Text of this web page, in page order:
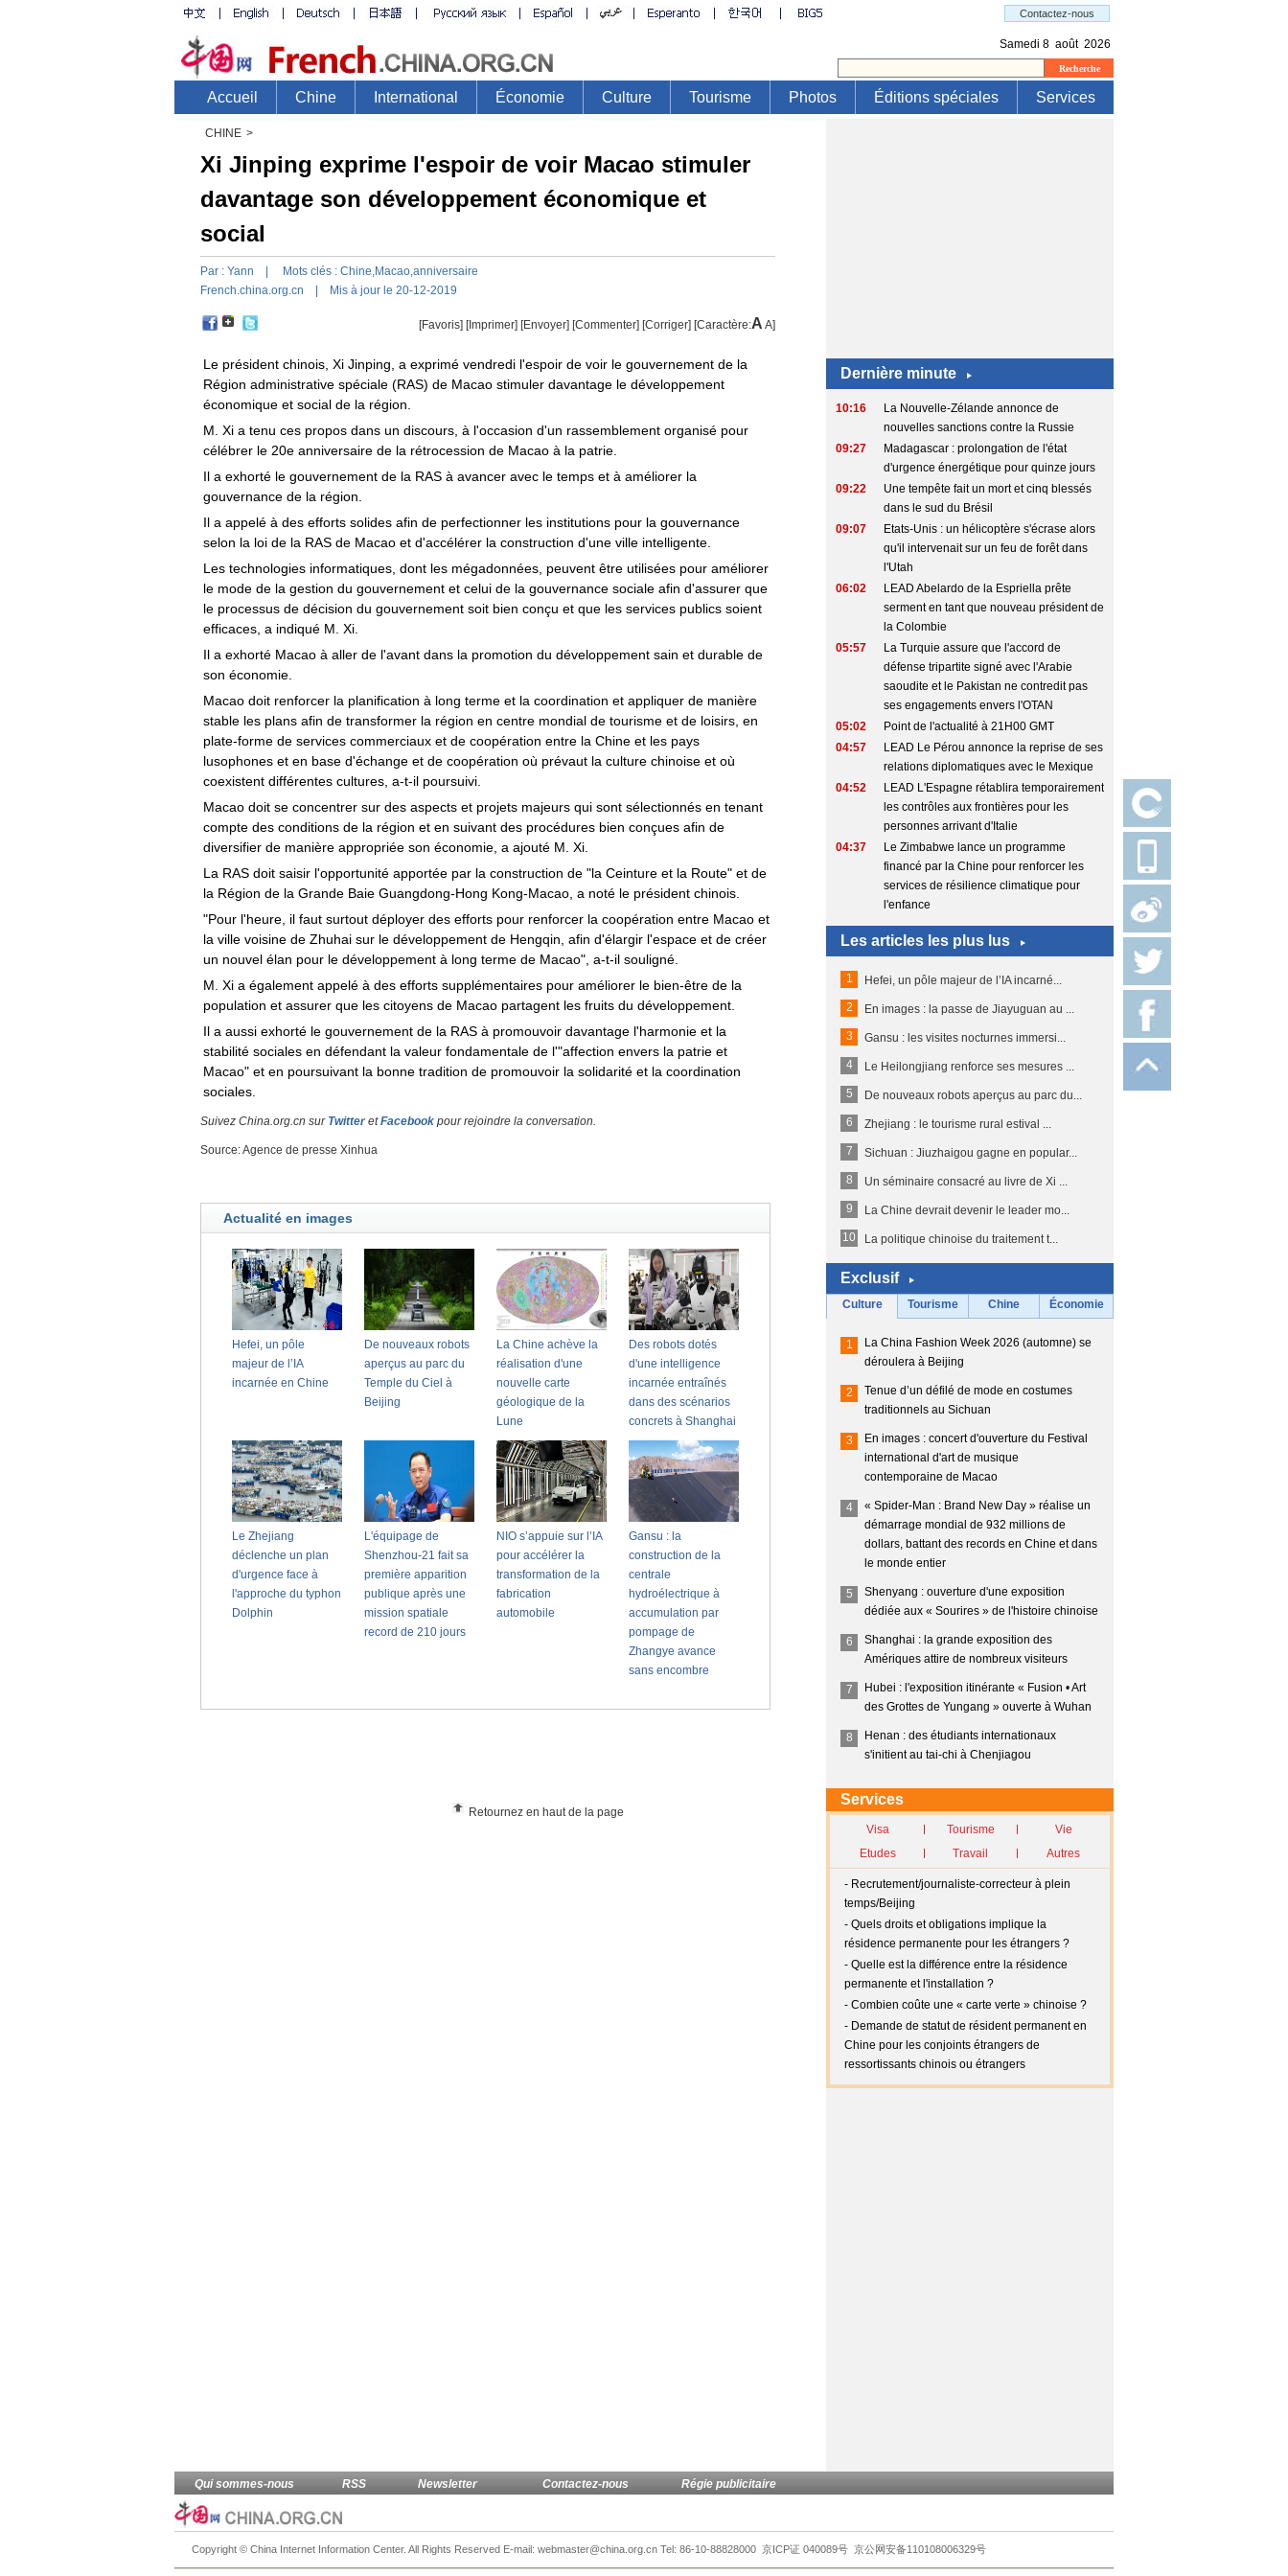
CHINE >
Xi Jinping exprime l'espoir de voir Macao stimuler
davantage son développement économique et
social
Par : Yann | Mots clés : Chine,Macao,anniversaire
French.china.org.cn | Mis à jour le 20-12-2019
[Favoris] [Imprimer] [Envoyer] [Commenter] [Corriger] [Caractère:A A]
Le président chinois, Xi Jinping, a exprimé vendredi l'espoir de voir le gouvernement de la
Région administrative spéciale (RAS) de Macao stimuler davantage le développement
économique et social de la région.
M. Xi a tenu ces propos dans un discours, à l'occasion d'un rassemblement organisé pour
célébrer le 20e anniversaire de la rétrocession de Macao à la patrie.
Il a exhorté le gouvernement de la RAS à avancer avec le temps et à améliorer la
gouvernance de la région.
Il a appelé à des efforts solides afin de perfectionner les institutions pour la gouvernance
selon la loi de la RAS de Macao et d'accélérer la construction d'une ville intelligente.
Les technologies informatiques, dont les mégadonnées, peuvent être utilisées pour améliorer
le mode de la gestion du gouvernement et celui de la gouvernance sociale afin d'assurer que
le processus de décision du gouvernement soit bien conçu et que les services publics soient
efficaces, a indiqué M. Xi.
Il a exhorté Macao à aller de l'avant dans la promotion du développement sain et durable de
son économie.
Macao doit renforcer la planification à long terme et la coordination et appliquer de manière
stable les plans afin de transformer la région en centre mondial de tourisme et de loisirs, en
plate-forme de services commerciaux et de coopération entre la Chine et les pays
lusophones et en base d'échange et de coopération où prévaut la culture chinoise et où
coexistent différentes cultures, a-t-il poursuivi.
Macao doit se concentrer sur des aspects et projets majeurs qui sont sélectionnés en tenant
compte des conditions de la région et en suivant des procédures bien conçues afin de
diversifier de manière appropriée son économie, a ajouté M. Xi.
La RAS doit saisir l'opportunité apportée par la construction de "la Ceinture et la Route" et de
la Région de la Grande Baie Guangdong-Hong Kong-Macao, a noté le président chinois.
"Pour l'heure, il faut surtout déployer des efforts pour renforcer la coopération entre Macao et
la ville voisine de Zhuhai sur le développement de Hengqin, afin d'élargir l'espace et de créer
un nouvel élan pour le développement à long terme de Macao", a-t-il souligné.
M. Xi a également appelé à des efforts supplémentaires pour améliorer le bien-être de la
population et assurer que les citoyens de Macao partagent les fruits du développement.
Il a aussi exhorté le gouvernement de la RAS à promouvoir davantage l'harmonie et la
stabilité sociales en défendant la valeur fondamentale de l'"affection envers la patrie et
Macao" et en poursuivant la bonne tradition de promouvoir la solidarité et la coordination
sociales.
Suivez China.org.cn sur TwitteretFacebook pour rejoindre la conversation.
Source: Agence de presse Xinhua
Retournez en haut de la page